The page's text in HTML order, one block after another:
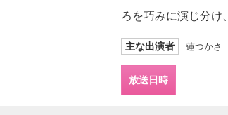
ろを巧みに演じ分け
主な出演者 蓮つかさ
放送日時